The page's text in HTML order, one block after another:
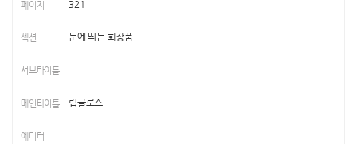
321
눈에 띄는 화장품
립글로스